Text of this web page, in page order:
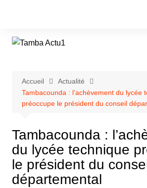
Accueil
Actualité
Tambacounda : l’achèvement du lycée
préoccupe le président du conseil
Tambacounda :
du lycée technique
le président du
départemental